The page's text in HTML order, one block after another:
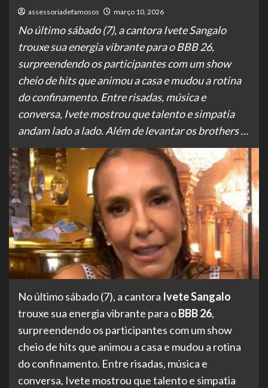
assessoriadefamosos março 10, 2026
No último sábado (7), a cantora Ivete Sangalo
trouxe sua energia vibrante para o BBB 26,
surpreendendo os participantes com um show
cheio de hits que animou a casa e mudou a rotina
do confinamento. Entre risadas, música e
conversa, Ivete mostrou que talento e simpatia
andam lado a lado. Além de levantar os brothers …
No último sábado (7), a cantora Ivete Sangalo
trouxe sua energia vibrante para oBBB 26,
surpreendendo os participantes com um show
cheio de hits que animou a casa e mudou a rotina
do confinamento. Entre risadas, música e
conversa, Ivete mostrou que talento e simpatia